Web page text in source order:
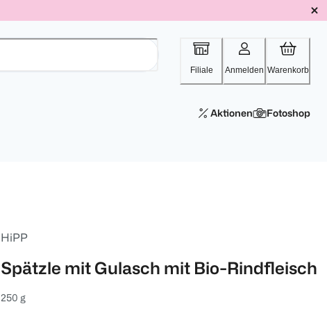
Filiale Anmelden Warenkorb
Aktionen Fotoshop
HiPP
Spätzle mit Gulasch mit Bio-Rindfleisch
250 g